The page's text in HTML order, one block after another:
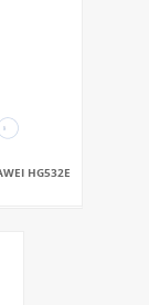
HG532E